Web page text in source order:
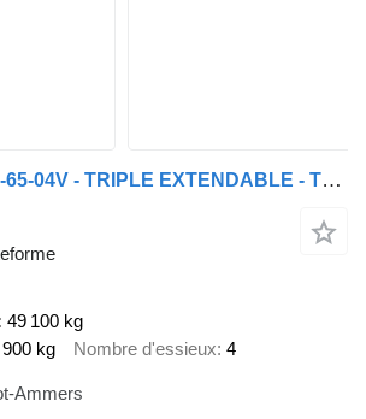
Nooteboom OVB-65-04V - TRIPLE EXTENDABLE - TOTAL 43,76 METER
49 100 kg
900 kg Nombre d'essieux 4
Ammers